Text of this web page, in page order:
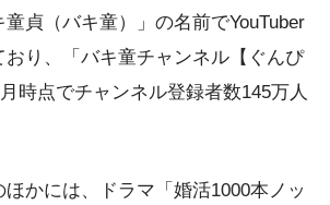
童貞（バキ童）」の名前でYouTuber
おり、「バキ童チャンネル【ぐんぴ
時点でチャンネル登録者数145万人
ほかには、ドラマ「婚活1000本ノッ